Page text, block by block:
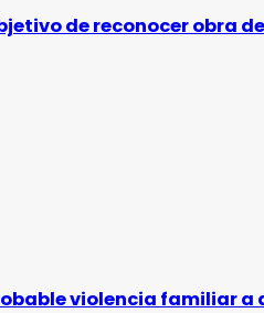
de reconocer obra
violencia familiar a